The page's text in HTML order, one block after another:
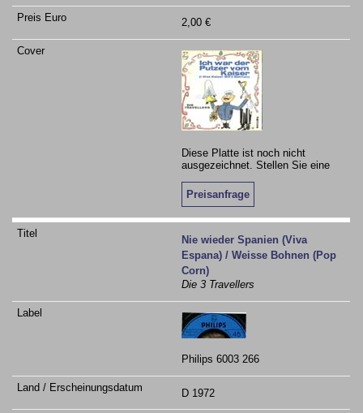
2,00 €
Diese Platte ist noch nicht
ausgezeichnet. Stellen Sie eine
Preisanfrage
Nie wieder Spanien (Viva
Espana) / Weisse Bohnen (Pop
Corn)
Die 3 Travellers
Philips 6003 266
D 1972